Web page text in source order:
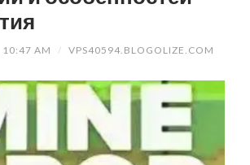
10:47 AM / VPS40594.BLOGOLIZE.COM